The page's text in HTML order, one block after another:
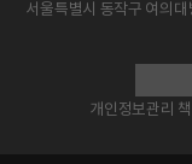
서울특별시 동작구 여의
개인정보관리